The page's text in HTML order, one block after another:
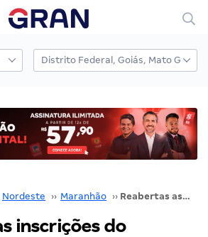
Nordeste ›› Maranhão ›› Reabertas as inscrições do Concurso Público da Prefeitura de São Vicente Ferrer-MA! São mais de 300 vagas!
inscrições do